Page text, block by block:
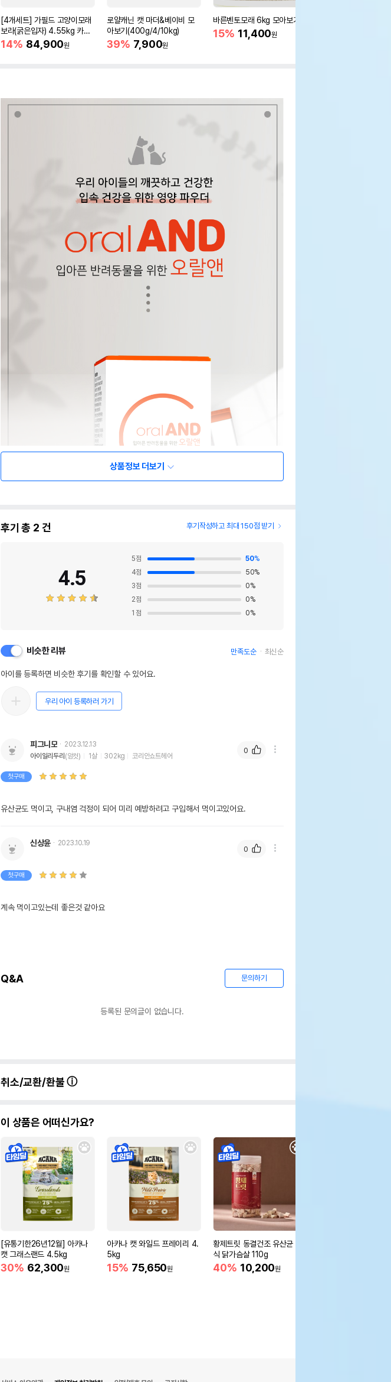
[4개세트] 가필드 고양이모래
보라(굵은입자) 4.55kg 카사
바모래
14% 84,900원
로얄캐닌 캣 마더&베이비 모
아보기(400g/4/10kg)
39% 7,900원
바른벤토모래 6kg 모아보기
15% 11,400원
상품정보 더보기
후기 총 2 건 후기작성하고 최대 150점 받기
4.5
5점 50%
4점 50%
3점 0%
2점 0%
1 점 0%
비슷한 리뷰 만족도순 최신순
아이를 등록하면 비슷한 후기를 확인할 수 있어요.
우리 아이 등록하러 가기
피그니모
2023.12.13
아이일리두리 (암컷) 1살 302kg 코리안쇼트헤어
첫구매
0
신상윤 2023.10.19
첫구매
계속 먹이고있는데 좋은것 같아요
0
Q&A 문의하기
등록된 문의글이 없습니다.
취소/교환/환불
이 상품은 어떠신가요?
[유통기한26년12월] 아카나
캣 그래스랜드 4.5kg
30% 62,300원
아카나 캣 와일드 프레이리 4.
5kg
15% 75,650원
황제트릿 동결건조 유산균 간
식 닭가슴살 110g
40% 10,200원